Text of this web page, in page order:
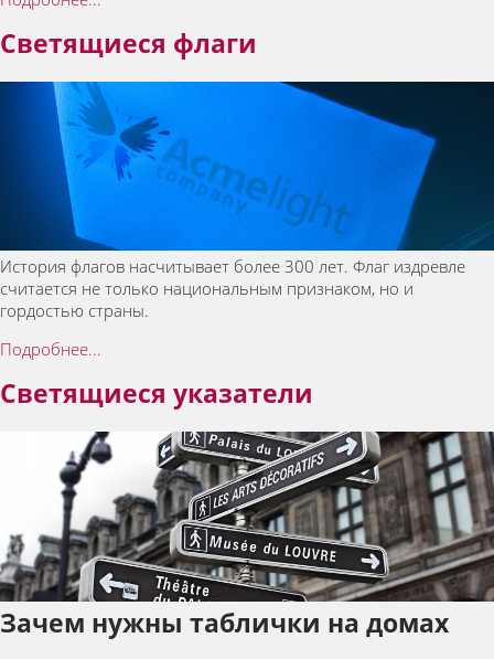
Светящиеся флаги
История флагов насчитывает более 300 лет. Флаг издревле
считается не только национальным признаком, но и
гордостью страны.
Подробнее...
Светящиеся указатели
Зачем нужны таблички на домах